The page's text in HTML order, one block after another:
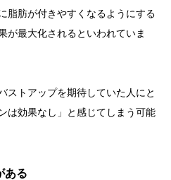
脂肪が付きやすくなるようにする
が最大化されるといわれていま
ストアップを期待していた人にと
は効果なし」と感じてしまう可能
ある